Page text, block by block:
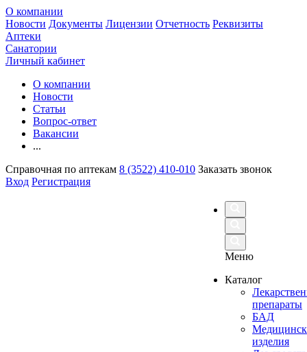
О компании
Новости Документы Лицензии Отчетность Реквизиты
Аптеки
Санатории
Личный кабинет
О компании
Новости
Статьи
Вопрос-ответ
Вакансии
...
Справочная по аптекам 8 (3522) 410-010 Заказать звонок
Вход Регистрация
Меню
Каталог
препараты
БАД
изделия